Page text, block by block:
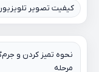
کیفیت تصویر
نحوه تمیز کردن و
مرحله